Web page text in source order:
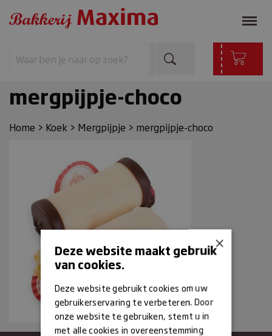
mergpijpje-choco
Home > Koek > Mergpijpje > mergpijpje-choco
×
Deze website maakt gebruik
van cookies.
Deze website gebruikt cookies om uw
gebruikerservaring te verbeteren. Door
onze website te gebruiken, stemt u in
met alle cookies in overeenstemming